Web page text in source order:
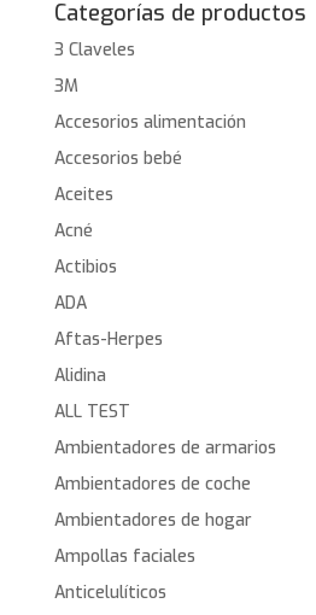
Categorías de productos
3 Claveles
3M
Accesorios alimentación
Accesorios bebé
Aceites
Acné
Actibios
ADA
Aftas-Herpes
Alidina
ALL TEST
Ambientadores de armarios
Ambientadores de coche
Ambientadores de hogar
Ampollas faciales
Anticelulíticos